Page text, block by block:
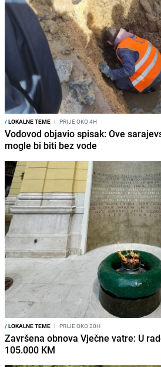
/LOKALNE TEME I PRIJE OKO 4H
Vodovod objavio spisak: Ove
mogle bi biti bez vode
/LOKALNE TEME I PRIJE OKO 20H
Završena obnova Vječne vatre: U
105.000 KM